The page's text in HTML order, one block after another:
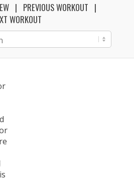
PREVIOUS WORKOUT
WORKOUT